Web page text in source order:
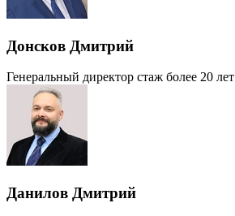
Донсков Дмитрий
Генеральный директор стаж более 20 лет
Данилов Дмитрий